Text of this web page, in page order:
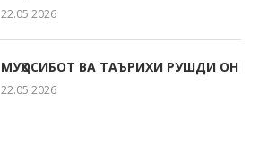
22.05.2026
МУҲОСИБОТ ВА ТАЪРИХИ РУШДИ ОН
22.05.2026